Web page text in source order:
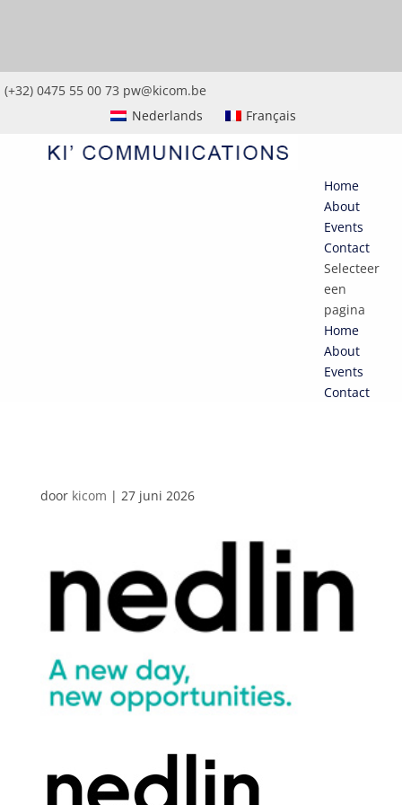
(+32) 0475 55 00 73 pw@kicom.be
Nederlands
Français
Home
About
Events
Contact
Selecteer
een
pagina
Home
About
Events
Contact
door kicom | 27 juni 2026